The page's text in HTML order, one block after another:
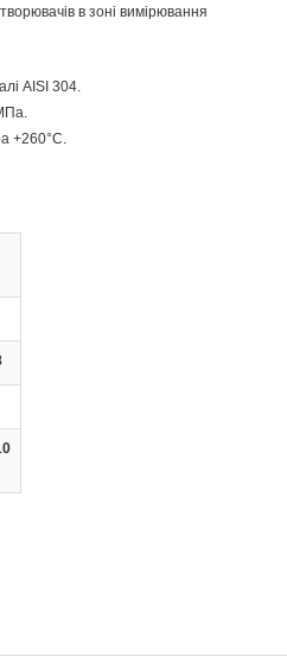
в зоні вимірювання
AISI 304.
+260°С.